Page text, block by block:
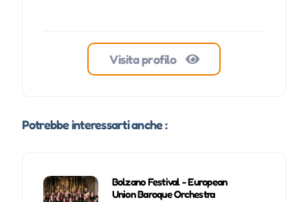
Visita profilo
Potrebbe interessarti anche :
Bolzano Festival - European
Union Baroque Orchestra